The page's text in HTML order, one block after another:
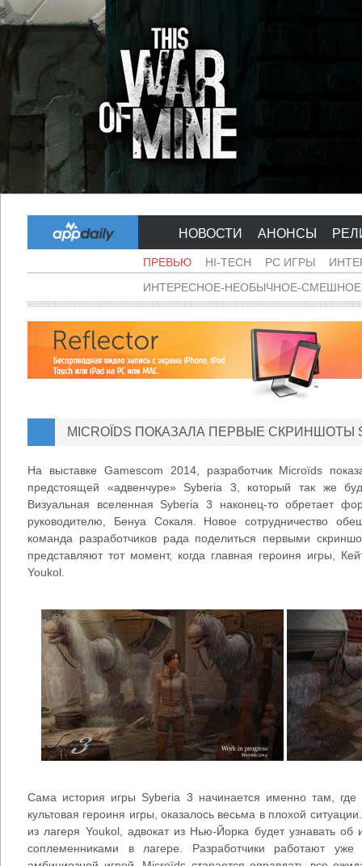
НОВОСТИ АНОНСЫ
ПРЕВЬЮ HI-TECH PC ИГРЫ
ИНТЕРЕСНОЕ-НЕОБЫЧНОЕ-
MICROÏDS ПОКАЗАЛА ПЕРВЫЕ СКРИНШОТЫ
На выставке Gamescom 2014, разработчик Microïds
предстоящей «адвенчуре» Syberia 3, который так же
Визуальная вселенная Syberia 3 наконец-то обретает
руководителю, Бенуа Сокаля. Новое сотрудничество
команда разработчиков рада поделиться первыми
представляют тот момент, когда главная героиня игры,
Youkol.
Сама история игры Syberia 3 начинается именно там,
культовая героиня игры, оказалось весьма в плохой
из лагеря Youkol, адвокат из Нью-Йорка будет узнавать об
соплеменниками в лагере. Разработчики работают